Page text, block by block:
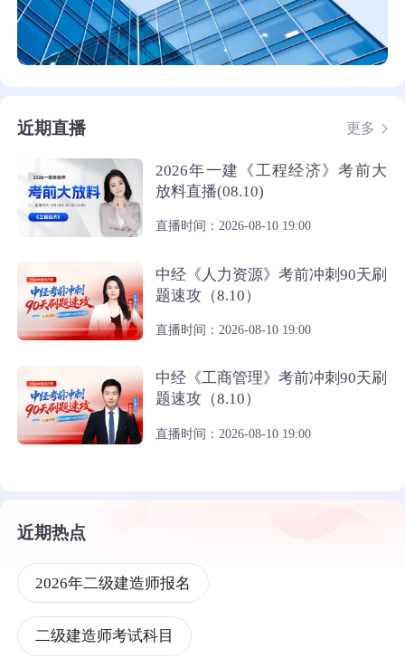
近期直播 更多
2026年一建《工程经济》考前大
放料直播(08.10)
直播时间：2026-08-10 19:00
中经《人力资源》考前冲刺90天刷
题速攻（8.10）
直播时间：2026-08-10 19:00
中经《工商管理》考前冲刺90天刷
题速攻（8.10）
直播时间：2026-08-10 19:00
近期热点
2026年二级建造师报名
二级建造师考试科目